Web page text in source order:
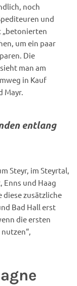
noch
und
„betonierten
um ein paar
Die
man am
in Kauf
Mayr.
entlang
Steyr, im Steyrtal,
Enns und Haag
diese zusätzliche
Bad Hall erst
die ersten